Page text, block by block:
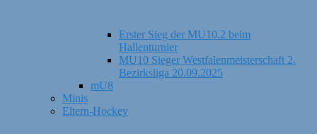
Erster Sieg der MU10.2 beim
Hallenturnier
MU10 Sieger Westfalenmeisterschaft 2.
Bezirksliga 20.09.2025
mU8
Minis
Eltern-Hockey